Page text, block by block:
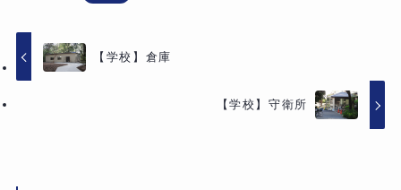
【学校】倉庫
【学校】守衛所